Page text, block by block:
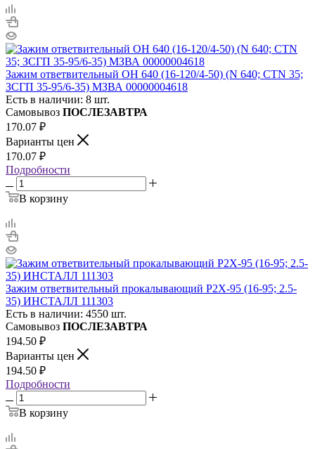
Зажим ответвительный OH 640 (16-120/4-50) (N 640; CTN 35;
ЗСГП 35-95/6-35) МЗВА 00000004618
Есть в наличии: 8 шт.
Самовывоз ПОСЛЕЗАВТРА
170.07 ₽
Варианты цен
170.07 ₽
Подробности
В корзину
Зажим ответвительный прокалывающий Р2Х-95 (16-95; 2.5-
35) ИНСТАЛЛ 111303
Есть в наличии: 4550 шт.
Самовывоз ПОСЛЕЗАВТРА
194.50 ₽
Варианты цен
194.50 ₽
Подробности
В корзину